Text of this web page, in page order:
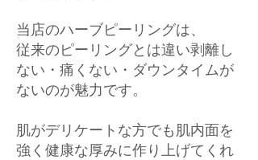
当店のハーブピーリングは、
従来のピーリングとは違い剥離し
ない・痛くない・ダウンタイムが
ないのが魅力です。
肌がデリケートな方でも肌内面を
強く健康な厚みに作り上げてくれ